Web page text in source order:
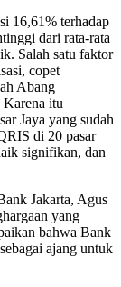
16,61% terhadap
dari rata-rata
Salah satu faktor
copet
Abang
Karena itu
Jaya yang sudah
di 20 pasar
signifikan, dan
Jakarta, Agus
yang
bahwa Bank
ajang untuk